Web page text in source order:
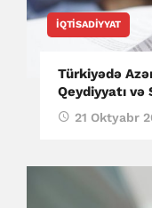
İQTISADIYYAT
Türkiyədə
Qeydiyyatı və
21 Oktyabr